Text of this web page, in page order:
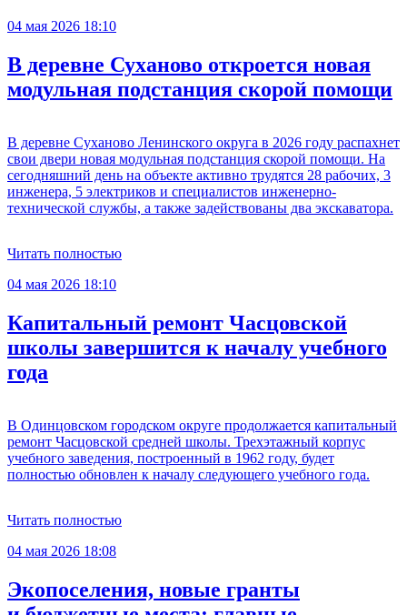
04 мая 2026 18:10
В деревне Суханово откроется новая
модульная подстанция скорой помощи
В деревне Суханово Ленинского округа в 2026 году распахнет
свои двери новая модульная подстанция скорой помощи. На
сегодняшний день на объекте активно трудятся 28 рабочих, 3
инженера, 5 электриков и специалистов инженерно-
технической службы, а также задействованы два экскаватора.
Читать полностью
04 мая 2026 18:10
Капитальный ремонт Часцовской
школы завершится к началу учебного
года
В Одинцовском городском округе продолжается капитальный
ремонт Часцовской средней школы. Трехэтажный корпус
учебного заведения, построенный в 1962 году, будет
полностью обновлен к началу следующего учебного года.
Читать полностью
04 мая 2026 18:08
Экопоселения, новые гранты